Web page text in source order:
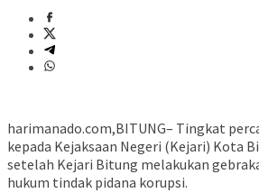
harimanado.com,BITUNG– Tingkat
kepada Kejaksaan Negeri (Kejari) Kota
setelah Kejari Bitung melakukan
hukum tindak pidana korupsi.